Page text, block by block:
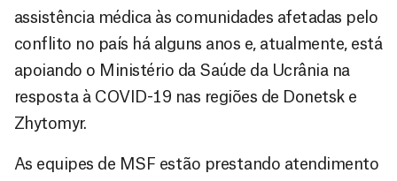
assistência médica às comunidades afetadas pelo
conflito no país há alguns anos e, atualmente, está
apoiando o Ministério da Saúde da Ucrânia na
resposta à COVID-19 nas regiões de Donetsk e
Zhytomyr.
As equipes de MSF estão prestando atendimento